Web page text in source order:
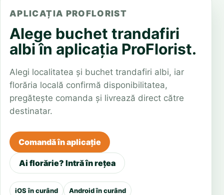
APLICAȚIA PROFLORIST
Alege buchet trandafiri
albi în aplicația ProFlorist.
Alegi localitatea și buchet trandafiri albi, iar
florăria locală confirmă disponibilitatea,
pregătește comanda și livrează direct către
destinatar.
Comandă în aplicație
Ai florărie? Intră în rețea
iOS în curând Android în curând